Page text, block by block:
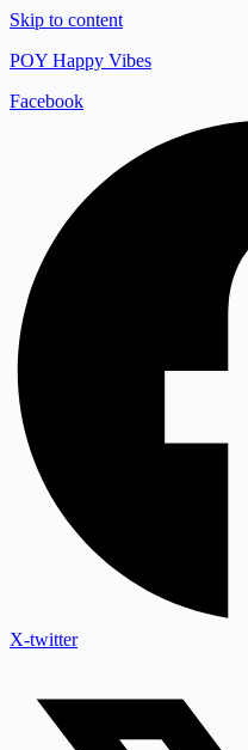
Skip to content
POY Happy Vibes
Facebook
X-twitter